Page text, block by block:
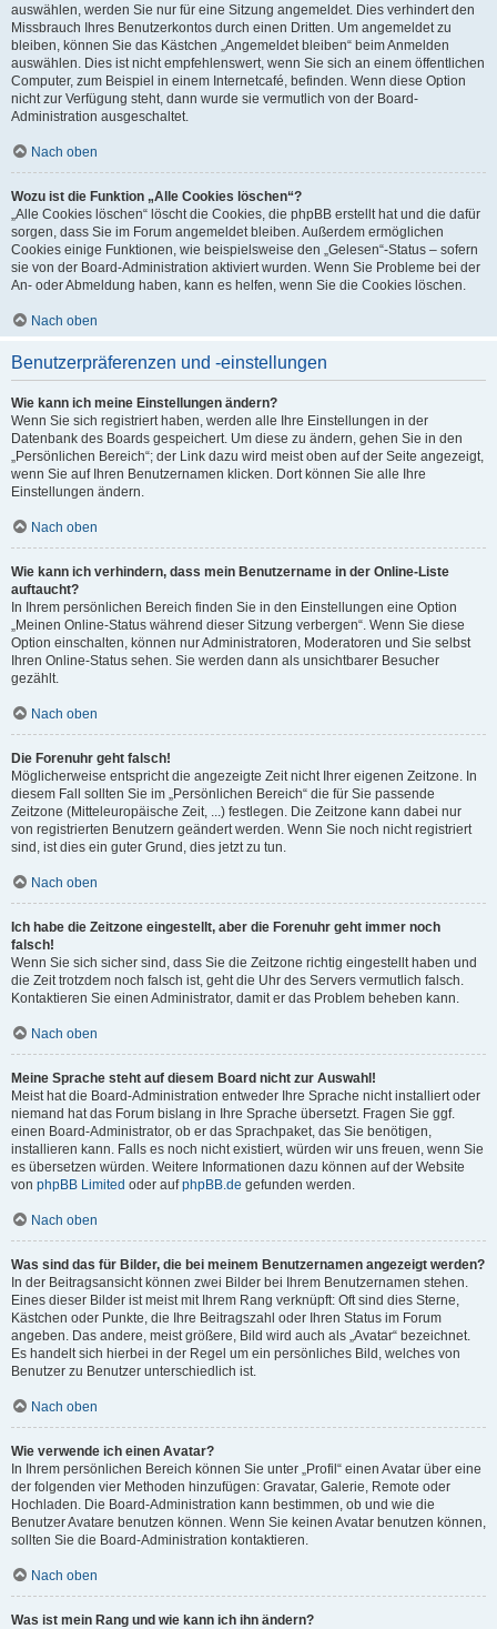
auswählen, werden Sie nur für eine Sitzung angemeldet. Dies verhindert den
Missbrauch Ihres Benutzerkontos durch einen Dritten. Um angemeldet zu
bleiben, können Sie das Kästchen „Angemeldet bleiben“ beim Anmelden
auswählen. Dies ist nicht empfehlenswert, wenn Sie sich an einem öffentlichen
Computer, zum Beispiel in einem Internetcafé, befinden. Wenn diese Option
nicht zur Verfügung steht, dann wurde sie vermutlich von der Board-
Administration ausgeschaltet.
Nach oben
Wozu ist die Funktion „Alle Cookies löschen“?
„Alle Cookies löschen“ löscht die Cookies, die phpBB erstellt hat und die dafür
sorgen, dass Sie im Forum angemeldet bleiben. Außerdem ermöglichen
Cookies einige Funktionen, wie beispielsweise den „Gelesen“-Status – sofern
sie von der Board-Administration aktiviert wurden. Wenn Sie Probleme bei der
An- oder Abmeldung haben, kann es helfen, wenn Sie die Cookies löschen.
Nach oben
Benutzerpräferenzen und -einstellungen
Wie kann ich meine Einstellungen ändern?
Wenn Sie sich registriert haben, werden alle Ihre Einstellungen in der
Datenbank des Boards gespeichert. Um diese zu ändern, gehen Sie in den
„Persönlichen Bereich“; der Link dazu wird meist oben auf der Seite angezeigt,
wenn Sie auf Ihren Benutzernamen klicken. Dort können Sie alle Ihre
Einstellungen ändern.
Nach oben
Wie kann ich verhindern, dass mein Benutzername in der Online-Liste
auftaucht?
In Ihrem persönlichen Bereich finden Sie in den Einstellungen eine Option
„Meinen Online-Status während dieser Sitzung verbergen“. Wenn Sie diese
Option einschalten, können nur Administratoren, Moderatoren und Sie selbst
Ihren Online-Status sehen. Sie werden dann als unsichtbarer Besucher
gezählt.
Nach oben
Die Forenuhr geht falsch!
Möglicherweise entspricht die angezeigte Zeit nicht Ihrer eigenen Zeitzone. In
diesem Fall sollten Sie im „Persönlichen Bereich“ die für Sie passende
Zeitzone (Mitteleuropäische Zeit, ...) festlegen. Die Zeitzone kann dabei nur
von registrierten Benutzern geändert werden. Wenn Sie noch nicht registriert
sind, ist dies ein guter Grund, dies jetzt zu tun.
Nach oben
Ich habe die Zeitzone eingestellt, aber die Forenuhr geht immer noch
falsch!
Wenn Sie sich sicher sind, dass Sie die Zeitzone richtig eingestellt haben und
die Zeit trotzdem noch falsch ist, geht die Uhr des Servers vermutlich falsch.
Kontaktieren Sie einen Administrator, damit er das Problem beheben kann.
Nach oben
Meine Sprache steht auf diesem Board nicht zur Auswahl!
Meist hat die Board-Administration entweder Ihre Sprache nicht installiert oder
niemand hat das Forum bislang in Ihre Sprache übersetzt. Fragen Sie ggf.
einen Board-Administrator, ob er das Sprachpaket, das Sie benötigen,
installieren kann. Falls es noch nicht existiert, würden wir uns freuen, wenn Sie
es übersetzen würden. Weitere Informationen dazu können auf der Website
von phpBB Limited oder aufphpBB.de gefunden werden.
Nach oben
Was sind das für Bilder, die bei meinem Benutzernamen angezeigt werden?
In der Beitragsansicht können zwei Bilder bei Ihrem Benutzernamen stehen.
Eines dieser Bilder ist meist mit Ihrem Rang verknüpft: Oft sind dies Sterne,
Kästchen oder Punkte, die Ihre Beitragszahl oder Ihren Status im Forum
angeben. Das andere, meist größere, Bild wird auch als „Avatar“ bezeichnet.
Es handelt sich hierbei in der Regel um ein persönliches Bild, welches von
Benutzer zu Benutzer unterschiedlich ist.
Nach oben
Wie verwende ich einen Avatar?
In Ihrem persönlichen Bereich können Sie unter „Profil“ einen Avatar über eine
der folgenden vier Methoden hinzufügen: Gravatar, Galerie, Remote oder
Hochladen. Die Board-Administration kann bestimmen, ob und wie die
Benutzer Avatare benutzen können. Wenn Sie keinen Avatar benutzen können,
sollten Sie die Board-Administration kontaktieren.
Nach oben
Was ist mein Rang und wie kann ich ihn ändern?